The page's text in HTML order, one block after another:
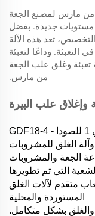
من مارس لمصنع الجعة
مستويات جديدة. بفضل
تعد هذه الآلة
وداعًا لتعبئة
تعبئة وغلق علب الجعة
من مارس.
وإغلاق علب البيرة
الغلق للمشروبات
الجعة والمشروبات
التي تم تطويرها
متقدم لآلات الغلق
المستوردة والمحلية